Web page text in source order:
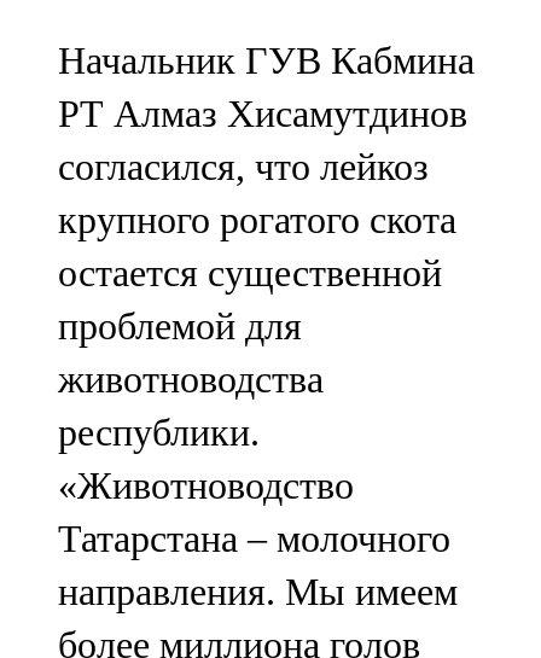
Начальник ГУВ Кабмина
РТ Алмаз Хисамутдинов
согласился, что лейкоз
крупного рогатого скота
остается существенной
проблемой для
животноводства
республики.
«Животноводство
Татарстана – молочного
направления. Мы имеем
более миллиона голов